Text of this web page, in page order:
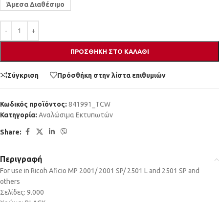
Άμεσα Διαθέσιμο
ΠΡΟΣΘΉΚΗ ΣΤΟ ΚΑΛΆΘΙ
Σύγκριση Πρόσθήκη στην λίστα επιθυμιών
Κωδικός προϊόντος: 841991_TCW
Κατηγορία: Αναλώσιμα Εκτυπωτών
Share:
Περιγραφή
For use in Ricoh Aficio MP 2001/ 2001 SP/ 2501 L and 2501 SP and
others
Σελίδες: 9.000